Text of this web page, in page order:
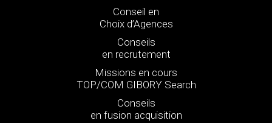
Conseil en
Choix d’Agences
Conseils
en recrutement
Missions en cours
TOP/COM GIBORY Search
Conseils
en fusion acquisition